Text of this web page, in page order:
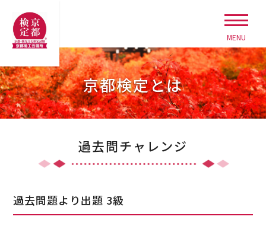
MENU
京都検定とは
過去問チャレンジ
過去問題より出題 3級